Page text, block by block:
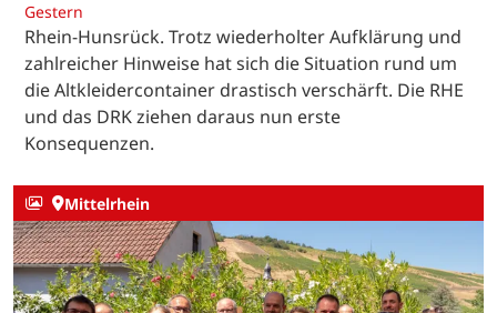
Gestern
Rhein-Hunsrück. Trotz wiederholter Aufklärung und
zahlreicher Hinweise hat sich die Situation rund um
die Altkleidercontainer drastisch verschärft. Die RHE
und das DRK ziehen daraus nun erste
Konsequenzen.
Mittelrhein